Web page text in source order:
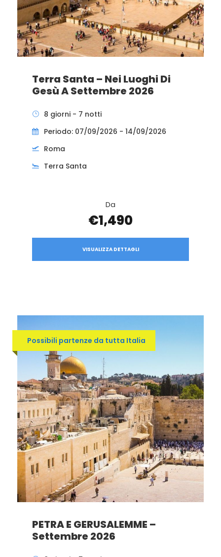
Terra Santa – Nei Luoghi Di
Gesù A Settembre 2026
8 giorni - 7 notti
Periodo: 07/09/2026 - 14/09/2026
Roma
Terra Santa
Da
€1,490
VISUALIZZA DETTAGLI
Possibili partenze da tutta Italia
PETRA E GERUSALEMME –
Settembre 2026